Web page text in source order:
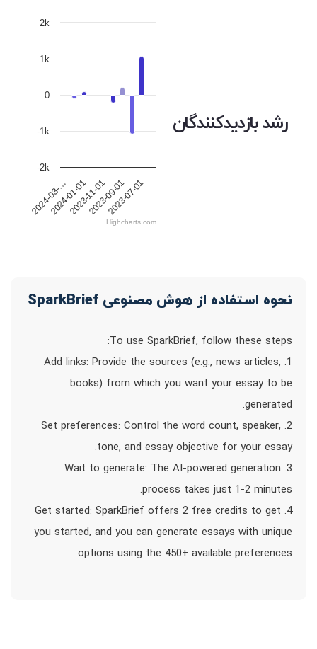
رشد بازدیدکنندگان
2024-03-…
2024-01-012023-11-012023-09-012023-07-01
-1k
0
1k
-2k
2k
Highcharts.com
نحوه استفاده از هوش مصنوعی SparkBrief
To use SparkBrief, follow these steps:
1. Add links: Provide the sources (e.g., news articles,
books) from which you want your essay to be
generated.
2. Set preferences: Control the word count, speaker,
tone, and essay objective for your essay.
3. Wait to generate: The AI-powered generation
process takes just 1-2 minutes.
4. Get started: SparkBrief offers 2 free credits to get
you started, and you can generate essays with unique
options using the 450+ available preferences